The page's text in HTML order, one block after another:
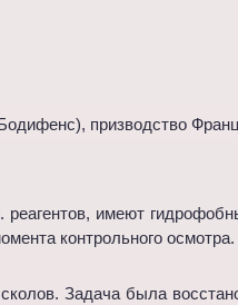
призводство
имеют
контрольного
Задача была